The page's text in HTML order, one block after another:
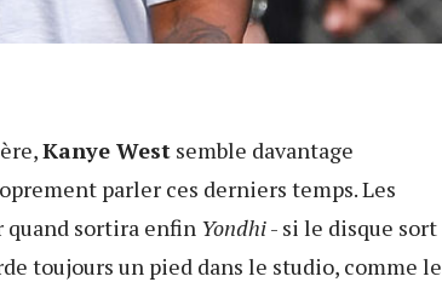
Kanye Westsemble davantage
parler ces derniers temps. Les
sortira enfin Yondhi- si le disque sort
toujours un pied dans le studio, comme le